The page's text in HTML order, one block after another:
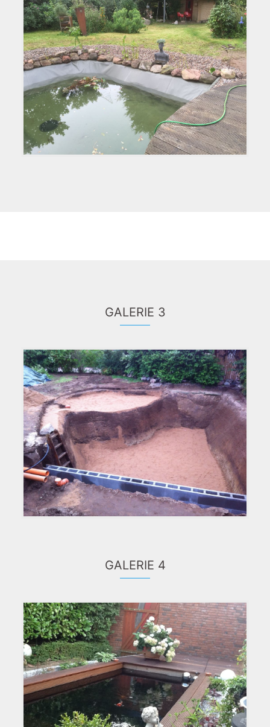
GALERIE 3
GALERIE 4